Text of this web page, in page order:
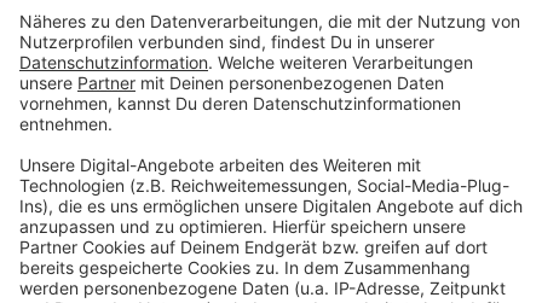
Ausnahmen könne es in Regionen mit sehr geringen
Infektionszahlen geben, wenn sichergestellt sei, dass
die Teilnehmer ausschließlich aus dieser Region oder
aus umliegenden Regionen mit entsprechenden
Entwicklungen kommen, heißt es in der Vorlage.
Anzeige